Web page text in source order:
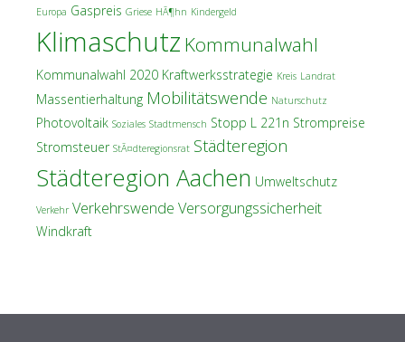
Europa Gaspreis Griese HÃ¶hn Kindergeld
Klimaschutz Kommunalwahl
Kommunalwahl 2020 Kraftwerksstrategie Kreis Landrat
Massentierhaltung Mobilitätswende Naturschutz
Photovoltaik Soziales Stadtmensch Stopp L 221n Strompreise
Stromsteuer StÃ¤dteregionsrat Städteregion
Städteregion Aachen Umweltschutz
Verkehr Verkehrswende Versorgungssicherheit
Windkraft